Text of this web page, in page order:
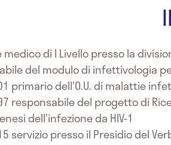
medico di I Livello presso la
del modulo di infettivologia
primario dell'O.U. di malattie
responsabile del progetto di
dell'infezione da HIV-1
servizio presso il Presidio del